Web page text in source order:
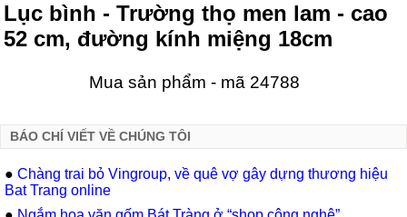
Lục bình - Trường thọ men lam - cao
52 cm, đường kính miệng 18cm
Mua sản phẩm - mã 24788
BÁO CHÍ VIẾT VỀ CHÚNG TÔI
● Chàng trai bỏ Vingroup, về quê vợ gây dựng thương hiệu
Bat Trang online